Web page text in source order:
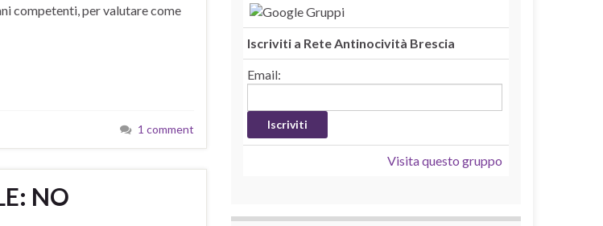
competenti, per valutare come
1 comment
NO
Iscriviti a Rete Antinocività Brescia
Email:
Visita questo gruppo